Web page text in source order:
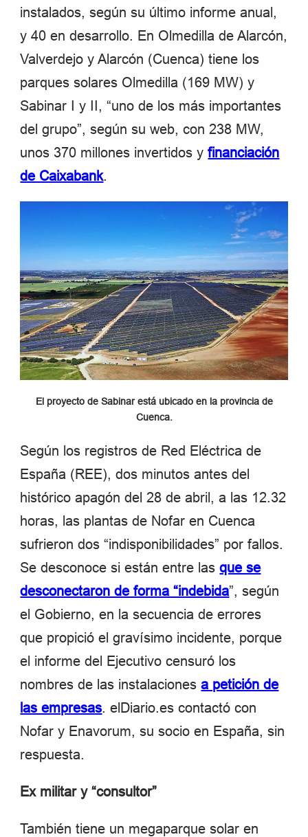
instalados, según su último informe anual,
y 40 en desarrollo. En Olmedilla de Alarcón,
Valverdejo y Alarcón (Cuenca) tiene los
parques solares Olmedilla (169 MW) y
Sabinar I y II, “uno de los más importantes
del grupo”, según su web, con 238 MW,
unos 370 millones invertidos yfinanciación
de Caixabank.
El proyecto de Sabinar está ubicado en la provincia de
Cuenca.
Según los registros de Red Eléctrica de
España (REE), dos minutos antes del
histórico apagón del 28 de abril, a las 12.32
horas, las plantas de Nofar en Cuenca
sufrieron dos “indisponibilidades” por fallos.
Se desconoce si están entre lasque se
desconectaron de forma “indebida”, según
el Gobierno, en la secuencia de errores
que propició el gravísimo incidente, porque
el informe del Ejecutivo censuró los
nombres de las instalacionesa petición de
las empresas. elDiario.es contactó con
Nofar y Enavorum, su socio en España, sin
respuesta.
Ex militar y “consultor”
También tiene un megaparque solar en